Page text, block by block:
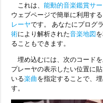
これは、能動的音楽鑑賞サ
ウェブページで簡単に利用す
レーヤです。 あなたにプログ
術により解析された音楽地図
ることもできます。
埋め込むには、次のコード
プレーヤの表示したい位置に
いる楽曲を指定することで、
す。